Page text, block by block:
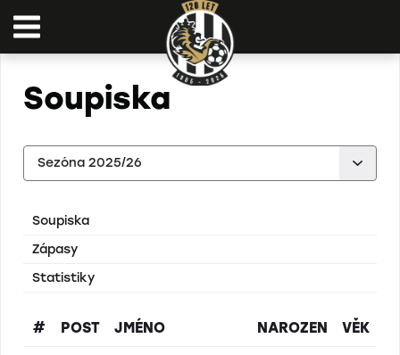
Soupiska
Soupiska
Zápasy
Statistiky
# POST JMÉNO NAROZEN VĚK